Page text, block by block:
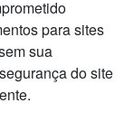
para sites
sua
do site